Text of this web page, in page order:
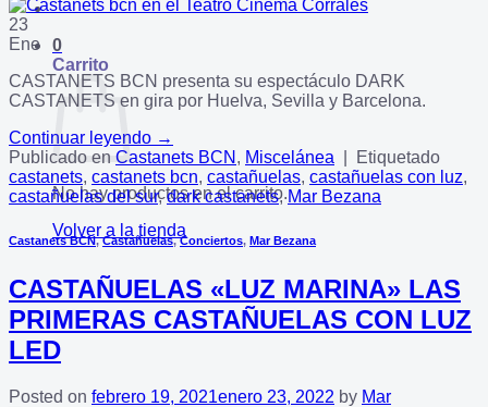
0
Carrito
No hay productos en el carrito.
Volver a la tienda
23
Ene
CASTANETS BCN presenta su espectáculo DARK
CASTANETS en gira por Huelva, Sevilla y Barcelona.
Continuar leyendo →
Publicado en Castanets BCN , Miscelánea
Etiquetado
castanets, castanets bcn, castañuelas, castañuelas con luz,
castañuelas del sur,dark castanets,Mar Bezana
Castanets BCN,Castañuelas,Conciertos, Mar Bezana
CASTAÑUELAS «LUZ MARINA» LAS
PRIMERAS CASTAÑUELAS CON LUZ
LED
Posted on febrero 19, 2021enero 23, 2022 by Mar